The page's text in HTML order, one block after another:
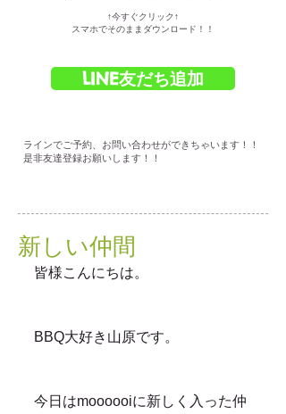
​↑今すぐクリック↑
スマホでそのままダウンロード！！
LINE友だち追加
ラインでご予約、お問い合わせができちゃいます！！
是非友達登録お願いします！！
新しい仲間
皆様こんにちは。
BBQ大好き山原です。
今日はmoooooiに新しく入った仲